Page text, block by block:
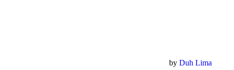
by Duh Lima